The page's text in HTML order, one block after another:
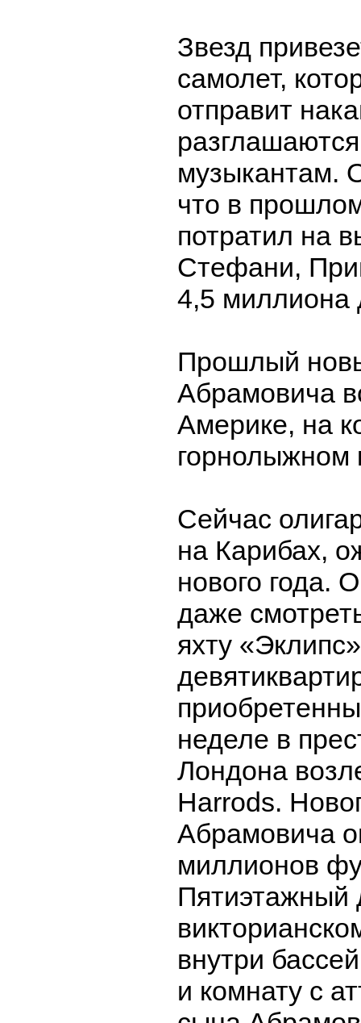
Звезд
самолет,
отправит
музыкантам.
что в
потратил на
Стефани,
4,5 миллиона
Прошлый
Абрамовича
Америке, на
горнолыжном
Сейчас
на Карибах,
нового года.
даже
яхту
неделе в
Лондона
Harrods.
Абрамовича
миллионов
Пятиэтажный
внутри
и комнату с